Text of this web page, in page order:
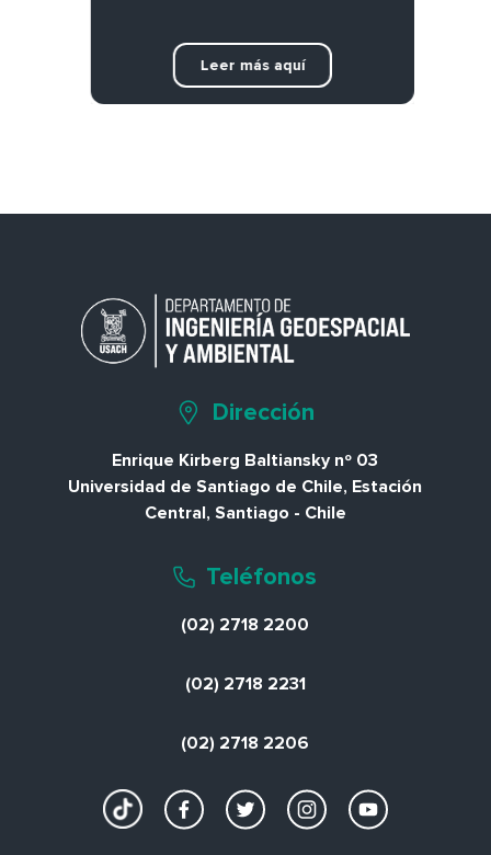
Leer más aquí
Dirección
Enrique Kirberg Baltiansky nº 03
Universidad de Santiago de Chile, Estación
Central, Santiago - Chile
Teléfonos
(02) 2718 2200
(02) 2718 2231
(02) 2718 2206